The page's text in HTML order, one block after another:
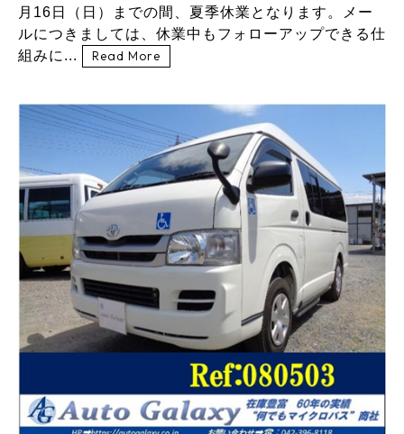
月16日（日）までの間、夏季休業となります。メー
ルにつきましては、休業中もフォローアップできる仕
組みに...
Read More